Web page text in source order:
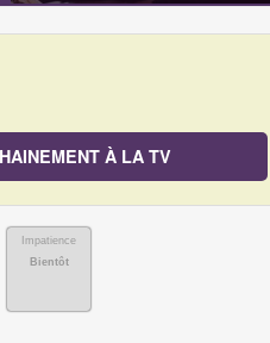
À LA TV
Impatience
Bientôt